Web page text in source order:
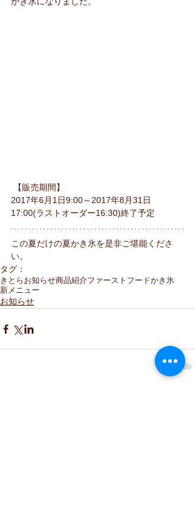
【販売期間】
2017年6月1日9:00～2017年8月31日
17:00(ラストオーダー16:30)終了予定
この夏だけの夏かき氷を是非ご堪能くださ
い。
タグ：
きとら お知らせ商品紹介ファーストフードかき氷
新メニュー
お知らせ